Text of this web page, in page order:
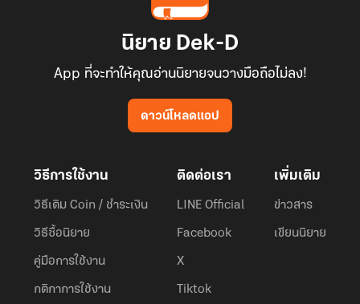
นิยาย Dek-D
App ที่จะทำให้คุณอ่านนิยายจนวางมือถือไม่ลง!
ดาวน์โหลดแอป
วิธีการใช้งาน
วิธีเติม Coin / ชำระเงิน
วิธีซื้อนิยาย
คู่มือการใช้งาน
กติกาการใช้งาน
ติดต่อเรา
LINE Official
Facebook
X
Tiktok
เพิ่มเติม
ข่าวสาร
เขียนนิยาย